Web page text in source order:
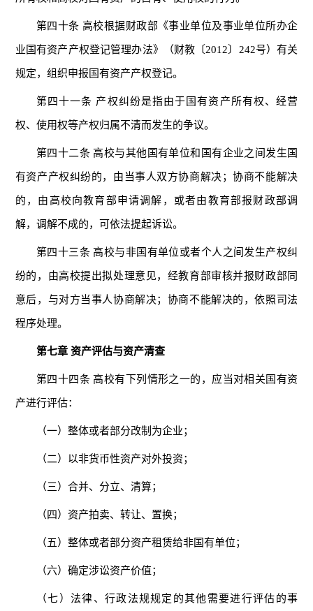
第四十条 高校根据财政部《事业单位及事业单位所办企
业国有资产产权登记管理办法》（财教〔2012〕242号）有关
规定，组织申报国有资产产权登记。
第四十一条 产权纠纷是指由于国有资产所有权、经营
权、使用权等产权归属不清而发生的争议。
第四十二条 高校与其他国有单位和国有企业之间发生国
有资产产权纠纷的，由当事人双方协商解决；协商不能解决
的，由高校向教育部申请调解，或者由教育部报财政部调
解，调解不成的，可依法提起诉讼。
第四十三条 高校与非国有单位或者个人之间发生产权纠
纷的，由高校提出拟处理意见，经教育部审核并报财政部同
意后，与对方当事人协商解决；协商不能解决的，依照司法
程序处理。
第七章 资产评估与资产清查
第四十四条 高校有下列情形之一的，应当对相关国有资
产进行评估：
（一）整体或者部分改制为企业；
（二）以非货币性资产对外投资；
（三）合并、分立、清算；
（四）资产拍卖、转让、置换；
（五）整体或者部分资产租赁给非国有单位；
（六）确定涉讼资产价值；
（七）法律、行政法规规定的其他需要进行评估的事